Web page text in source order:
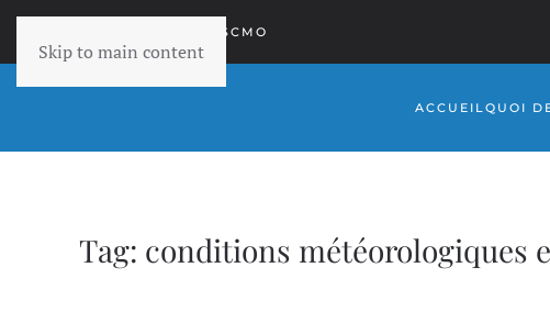
Skip to main content
RETOURNER À SCMO
ACCUEIL QUOI
Tag: conditions météorologiques